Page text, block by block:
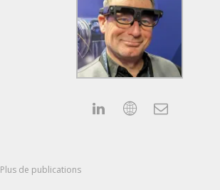
Plus de publications